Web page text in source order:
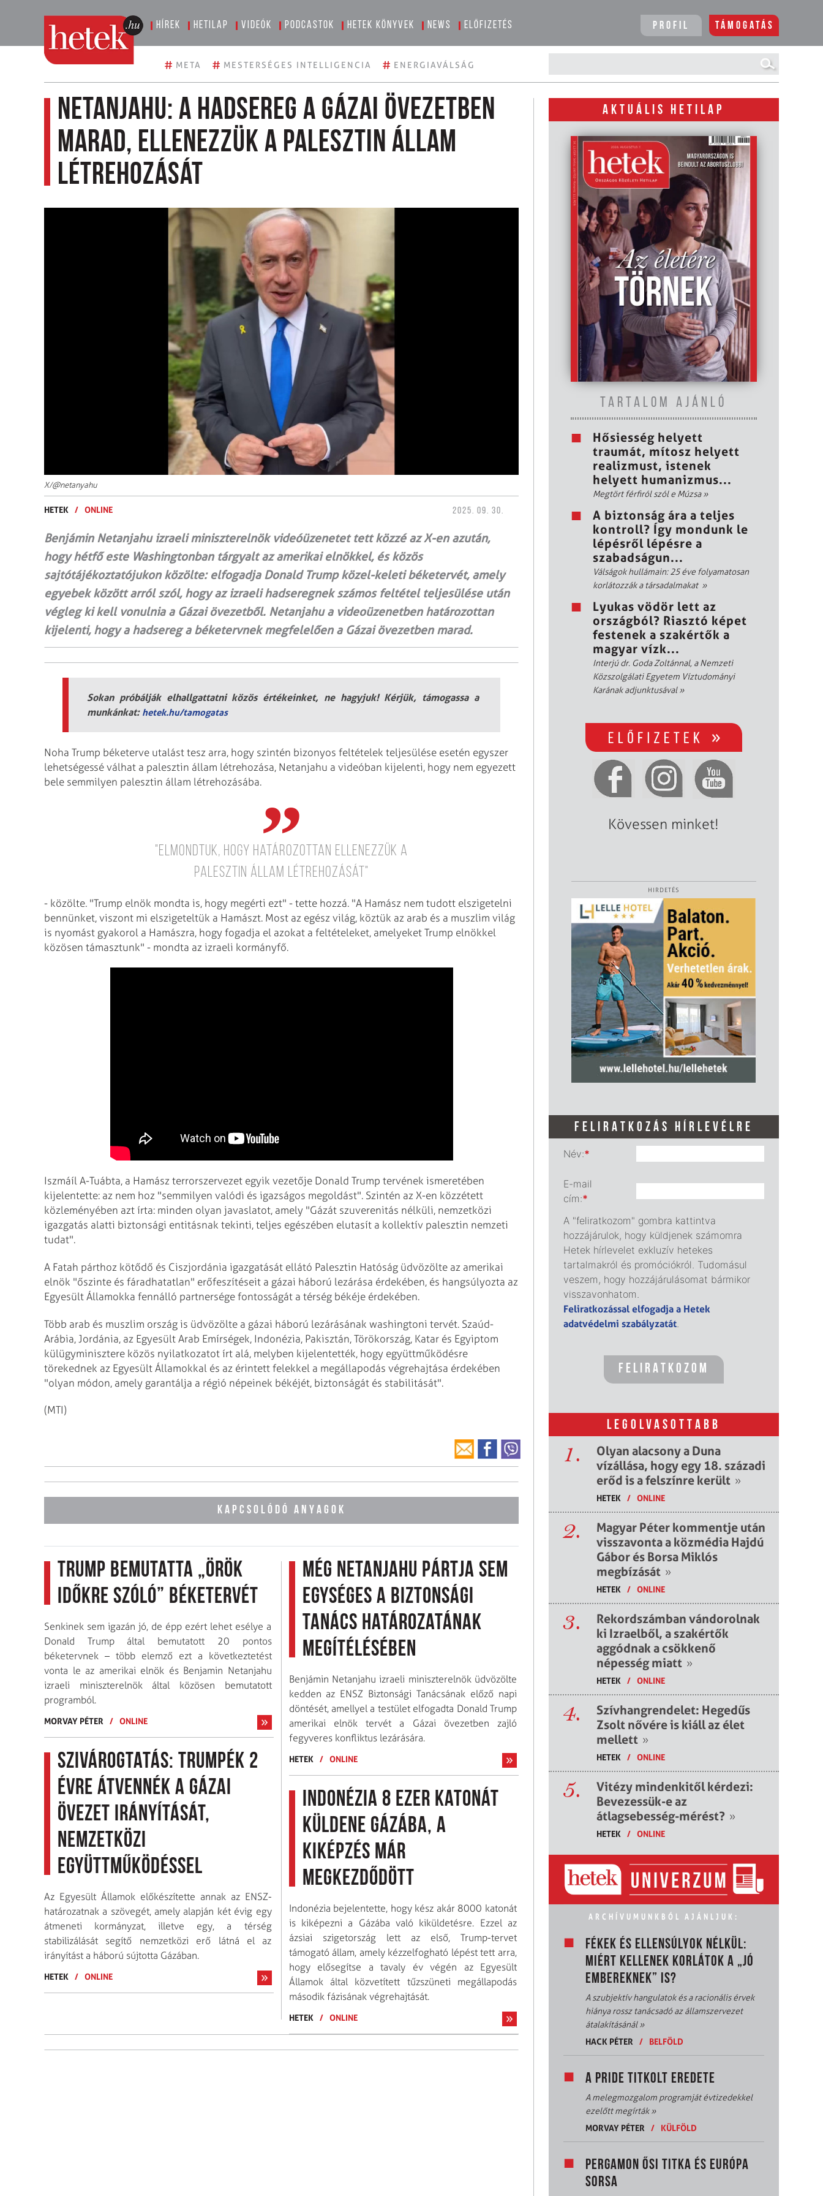
Hírek Hetilap Videók Podcastok Hetek könyvek News Előfizetés Profil Támogatás
# META # MESTERSÉGES INTELLIGENCIA # ENERGIAVÁLSÁG
Netanjahu: a hadsereg a Gázai övezetben
marad, ellenezzük a palesztin állam
létrehozását
X/@netanyahu
HETEK / ONLINE 2025. 09. 30.
Benjámin Netanjahu izraeli miniszterelnök videóüzenetet tett közzé az X-en azután,
hogy hétfő este Washingtonban tárgyalt az amerikai elnökkel, és közös
sajtótájékoztatójukon közölte: elfogadja Donald Trump közel-keleti béketervét, amely
egyebek között arról szól, hogy az izraeli hadseregnek számos feltétel teljesülése után
végleg ki kell vonulnia a Gázai övezetből. Netanjahu a videoüzenetben határozottan
kijelenti, hogy a hadsereg a béketervnek megfelelően a Gázai övezetben marad.
Sokan próbálják elhallgattatni közös értékeinket, ne hagyjuk! Kérjük, támogassa a
munkánkat: hetek.hu/tamogatas
Noha Trump béketerve utalást tesz arra, hogy szintén bizonyos feltételek teljesülése esetén egyszer
lehetségessé válhat a palesztin állam létrehozása, Netanjahu a videóban kijelenti, hogy nem egyezett
bele semmilyen palesztin állam létrehozásába.
"Elmondtuk, hogy határozottan ellenezzük a
palesztin állam létrehozását"
- közölte. "Trump elnök mondta is, hogy megérti ezt" - tette hozzá. "A Hamász nem tudott elszigetelni
bennünket, viszont mi elszigeteltük a Hamászt. Most az egész világ, köztük az arab és a muszlim világ
is nyomást gyakorol a Hamászra, hogy fogadja el azokat a feltételeket, amelyeket Trump elnökkel
közösen támasztunk" - mondta az izraeli kormányfő.
Iszmáíl A-Tuábta, a Hamász terrorszervezet egyik vezetője Donald Trump tervének ismeretében
kijelentette: az nem hoz "semmilyen valódi és igazságos megoldást". Szintén az X-en közzétett
közleményében azt írta: minden olyan javaslatot, amely "Gázát szuverenitás nélküli, nemzetközi
igazgatás alatti biztonsági entitásnak tekinti, teljes egészében elutasít a kollektív palesztin nemzeti
tudat".
A Fatah párthoz kötődő és Ciszjordánia igazgatását ellátó Palesztin Hatóság üdvözölte az amerikai
elnök "őszinte és fáradhatatlan" erőfeszítéseit a gázai háború lezárása érdekében, és hangsúlyozta az
Egyesült Államokka fennálló partnersége fontosságát a térség békéje érdekében.
Több arab és muszlim ország is üdvözölte a gázai háború lezárásának washingtoni tervét. Szaúd-
Arábia, Jordánia, az Egyesült Arab Emírségek, Indonézia, Pakisztán, Törökország, Katar és Egyiptom
külügyminisztere közös nyilatkozatot írt alá, melyben kijelentették, hogy együttműködésre
törekednek az Egyesült Államokkal és az érintett felekkel a megállapodás végrehajtása érdekében
"olyan módon, amely garantálja a régió népeinek békéjét, biztonságát és stabilitását".
(MTI)
KAPCSOLÓDÓ ANYAGOK
Trump bemutatta „örök
időkre szóló” béketervét
Senkinek sem igazán jó, de épp ezért lehet esélye a
Donald Trump által bemutatott 20 pontos
béketervnek – több elemző ezt a következtetést
vonta le az amerikai elnök és Benjamin Netanjahu
izraeli miniszterelnök által közösen bemutatott
programból.
MORVAY PÉTER / ONLINE
Szivárogtatás: Trumpék 2
évre átvennék a Gázai
övezet irányítását,
nemzetközi
együttműködéssel
Az Egyesült Államok előkészítette annak az ENSZ-
határozatnak a szövegét, amely alapján két évig egy
átmeneti kormányzat, illetve egy, a térség
stabilizálását segítő nemzetközi erő látná el az
irányítást a háború sújtotta Gázában.
HETEK / ONLINE
Még Netanjahu pártja sem
egységes a Biztonsági
Tanács határozatának
megítélésében
Benjámin Netanjahu izraeli miniszterelnök üdvözölte
kedden az ENSZ Biztonsági Tanácsának előző napi
döntését, amellyel a testület elfogadta Donald Trump
amerikai elnök tervét a Gázai övezetben zajló
fegyveres konfliktus lezárására.
HETEK / ONLINE
Indonézia 8 ezer katonát
küldene Gázába, a
kiképzés már
megkezdődött
Indonézia bejelentette, hogy kész akár 8000 katonát
is kiképezni a Gázába való kiküldetésre. Ezzel az
ázsiai szigetország lett az első, Trump-tervet
támogató állam, amely kézzelfogható lépést tett arra,
hogy elősegítse a tavaly év végén az Egyesült
Államok által közvetített tűzszüneti megállapodás
második fázisának végrehajtását.
HETEK / ONLINE
AKTUÁLIS HETILAP
TARTALOM AJÁNLÓ
Hősiesség helyett
traumát, mítosz helyett
realizmust, istenek
helyett humanizmus...
Megtört férfiról szól e Múzsa»
A biztonság ára a teljes
kontroll? Így mondunk le
lépésről lépésre a
szabadságun...
Válságok hullámain: 25 éve folyamatosan
korlátozzák a társadalmakat »
Lyukas vödör lett az
országból? Riasztó képet
festenek a szakértők a
magyar vízk...
Interjú dr. Goda Zoltánnal, a Nemzeti
Közszolgálati Egyetem Víztudományi
Karának adjunktusával»
Kövessen minket!
HIRDETÉS
FELIRATKOZÁS HÍRLEVÉLRE
Név:*
E-mail
cím:*
A "feliratkozom" gombra kattintva
hozzájárulok, hogy küldjenek számomra
Hetek hírlevelet exkluzív hetekes
tartalmakról és promóciókról. Tudomásul
veszem, hogy hozzájárulásomat bármikor
visszavonhatom.
Feliratkozással elfogadja a Hetek
adatvédelmi szabályzatát
LEGOLVASOTTABB
1.
Olyan alacsony a Duna
vízállása, hogy egy 18. századi
erőd is a felszínre került »
HETEK / ONLINE
2.
Magyar Péter kommentje után
visszavonta a közmédia Hajdú
Gábor és Borsa Miklós
megbízását »
HETEK / ONLINE
3.
Rekordszámban vándorolnak
ki Izraelből, a szakértők
aggódnak a csökkenő
népesség miatt »
HETEK / ONLINE
4.
Szívhangrendelet: Hegedűs
Zsolt nővére is kiáll az élet
mellett »
HETEK / ONLINE
5.
Vitézy mindenkitől kérdezi:
Bevezessük-e az
átlagsebesség-mérést? »
HETEK / ONLINE
ARCHÍVUMUNKBÓL AJÁNLJUK:
FÉKEK ÉS ELLENSÚLYOK NÉLKÜL:
MIÉRT KELLENEK KORLÁTOK A „JÓ
EMBEREKNEK” IS?
A szubjektív hangulatok és a racionális érvek
hiánya rossz tanácsadó az államszervezet
átalakításánál»
HACK PÉTER
/ BELFÖLD
A PRIDE TITKOLT EREDETE
A melegmozgalom programját évtizedekkel
ezelőtt megírták»
MORVAY PÉTER
/ KÜLFÖLD
PERGAMON ŐSI TITKA ÉS EURÓPA
SORSA